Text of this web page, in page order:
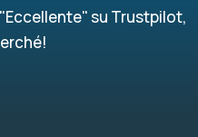
su Trustpilot,